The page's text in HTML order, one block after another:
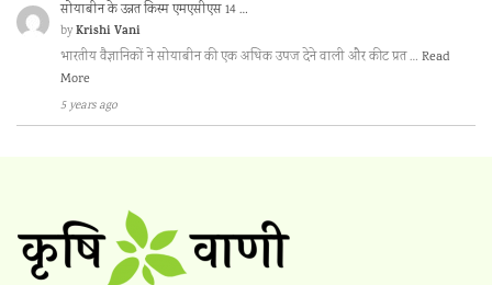
सोयाबीन के उन्नत किस्म एमएसीएस 14 …
byKrishi Vani
भारतीय वैज्ञानिकों ने सोयाबीन की एक अधिक उपज देने वाली और कीट प्रत … Read
More
5 years ago